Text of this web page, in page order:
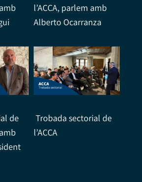
l’ACCA, parlem amb
Alberto Ocarranza
de
Trobada sectorial de
l’ACCA